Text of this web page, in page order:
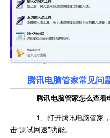
腾讯电脑管家常见问
腾讯电脑管家怎么查看
1、打开腾讯电脑管家，
击“测试网速”功能。